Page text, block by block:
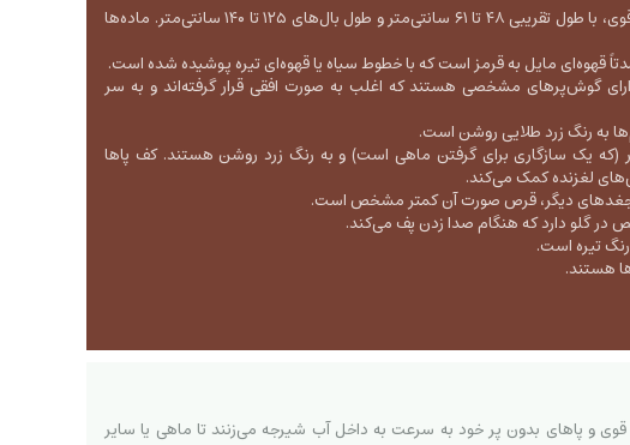
یک جغد بزرگ و قوی، با طول تقریبی ۴۸ تا ۶۱ سانتی‌متر و طول بال‌های ۱۲۵ تا ۱۴۰ سانتی‌متر. ماده‌ها
قهوه‌ای مایل به قرمز است که با خطوط سیاه یا قهوه‌ای تیره پوشیده شده است.
گوش‌پرهای مشخصی هستند که اغلب به صورت افقی قرار گرفته‌اند و به سر
به رنگ زرد طلایی روشن است.
(که یک سازگاری برای گرفتن ماهی است) و به رنگ زرد روشن هستند. کف پاها
لغزنده کمک می‌کند.
جغدهای دیگر، قرص صورت آن کمتر مشخص است.
گلو دارد که هنگام صدا زدن پف می‌کند.
تیره است.
هستند.
پاهای بدون پر خود به سرعت به داخل آب شیرجه می‌زنند تا ماهی یا سایر